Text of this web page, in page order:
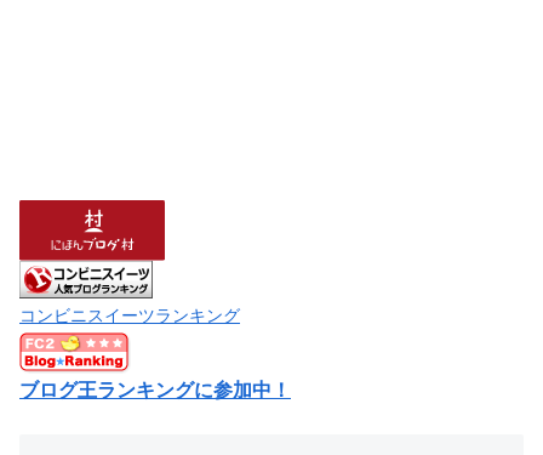
コンビニスイーツランキング
ブログ王ランキングに参加中！